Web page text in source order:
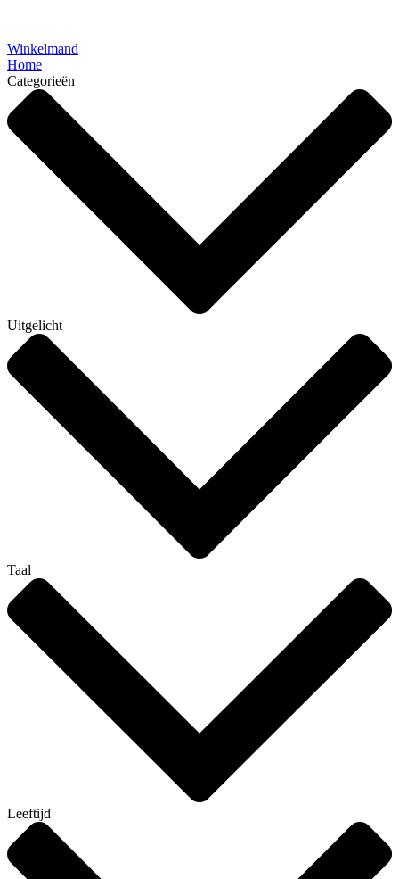
Winkelmand
Home
Categorieën
Uitgelicht
Taal
Leeftijd